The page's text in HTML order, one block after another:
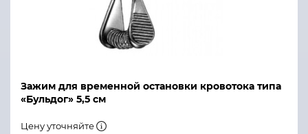
Зажим для временной остановки кровотока типа
«Бульдог» 5,5 см
Цену уточняйте